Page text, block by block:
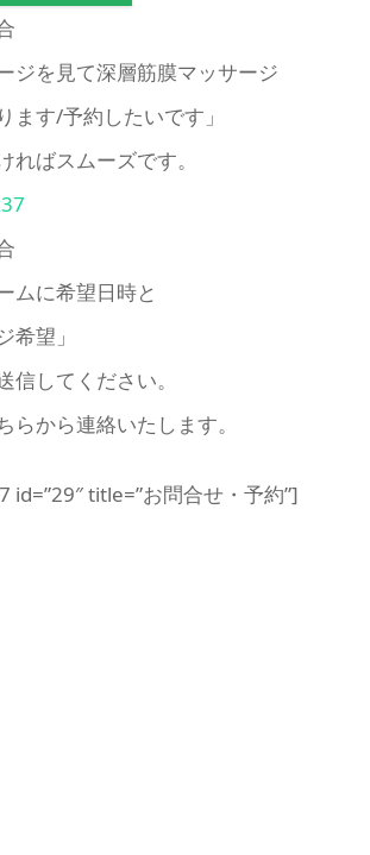
ジを見て深層筋膜マッサージ
ます/予約したいです」
ればスムーズです。
ムに希望日時と
希望」
信してください。
らから連絡いたします。
title=”お問合せ・予約”]